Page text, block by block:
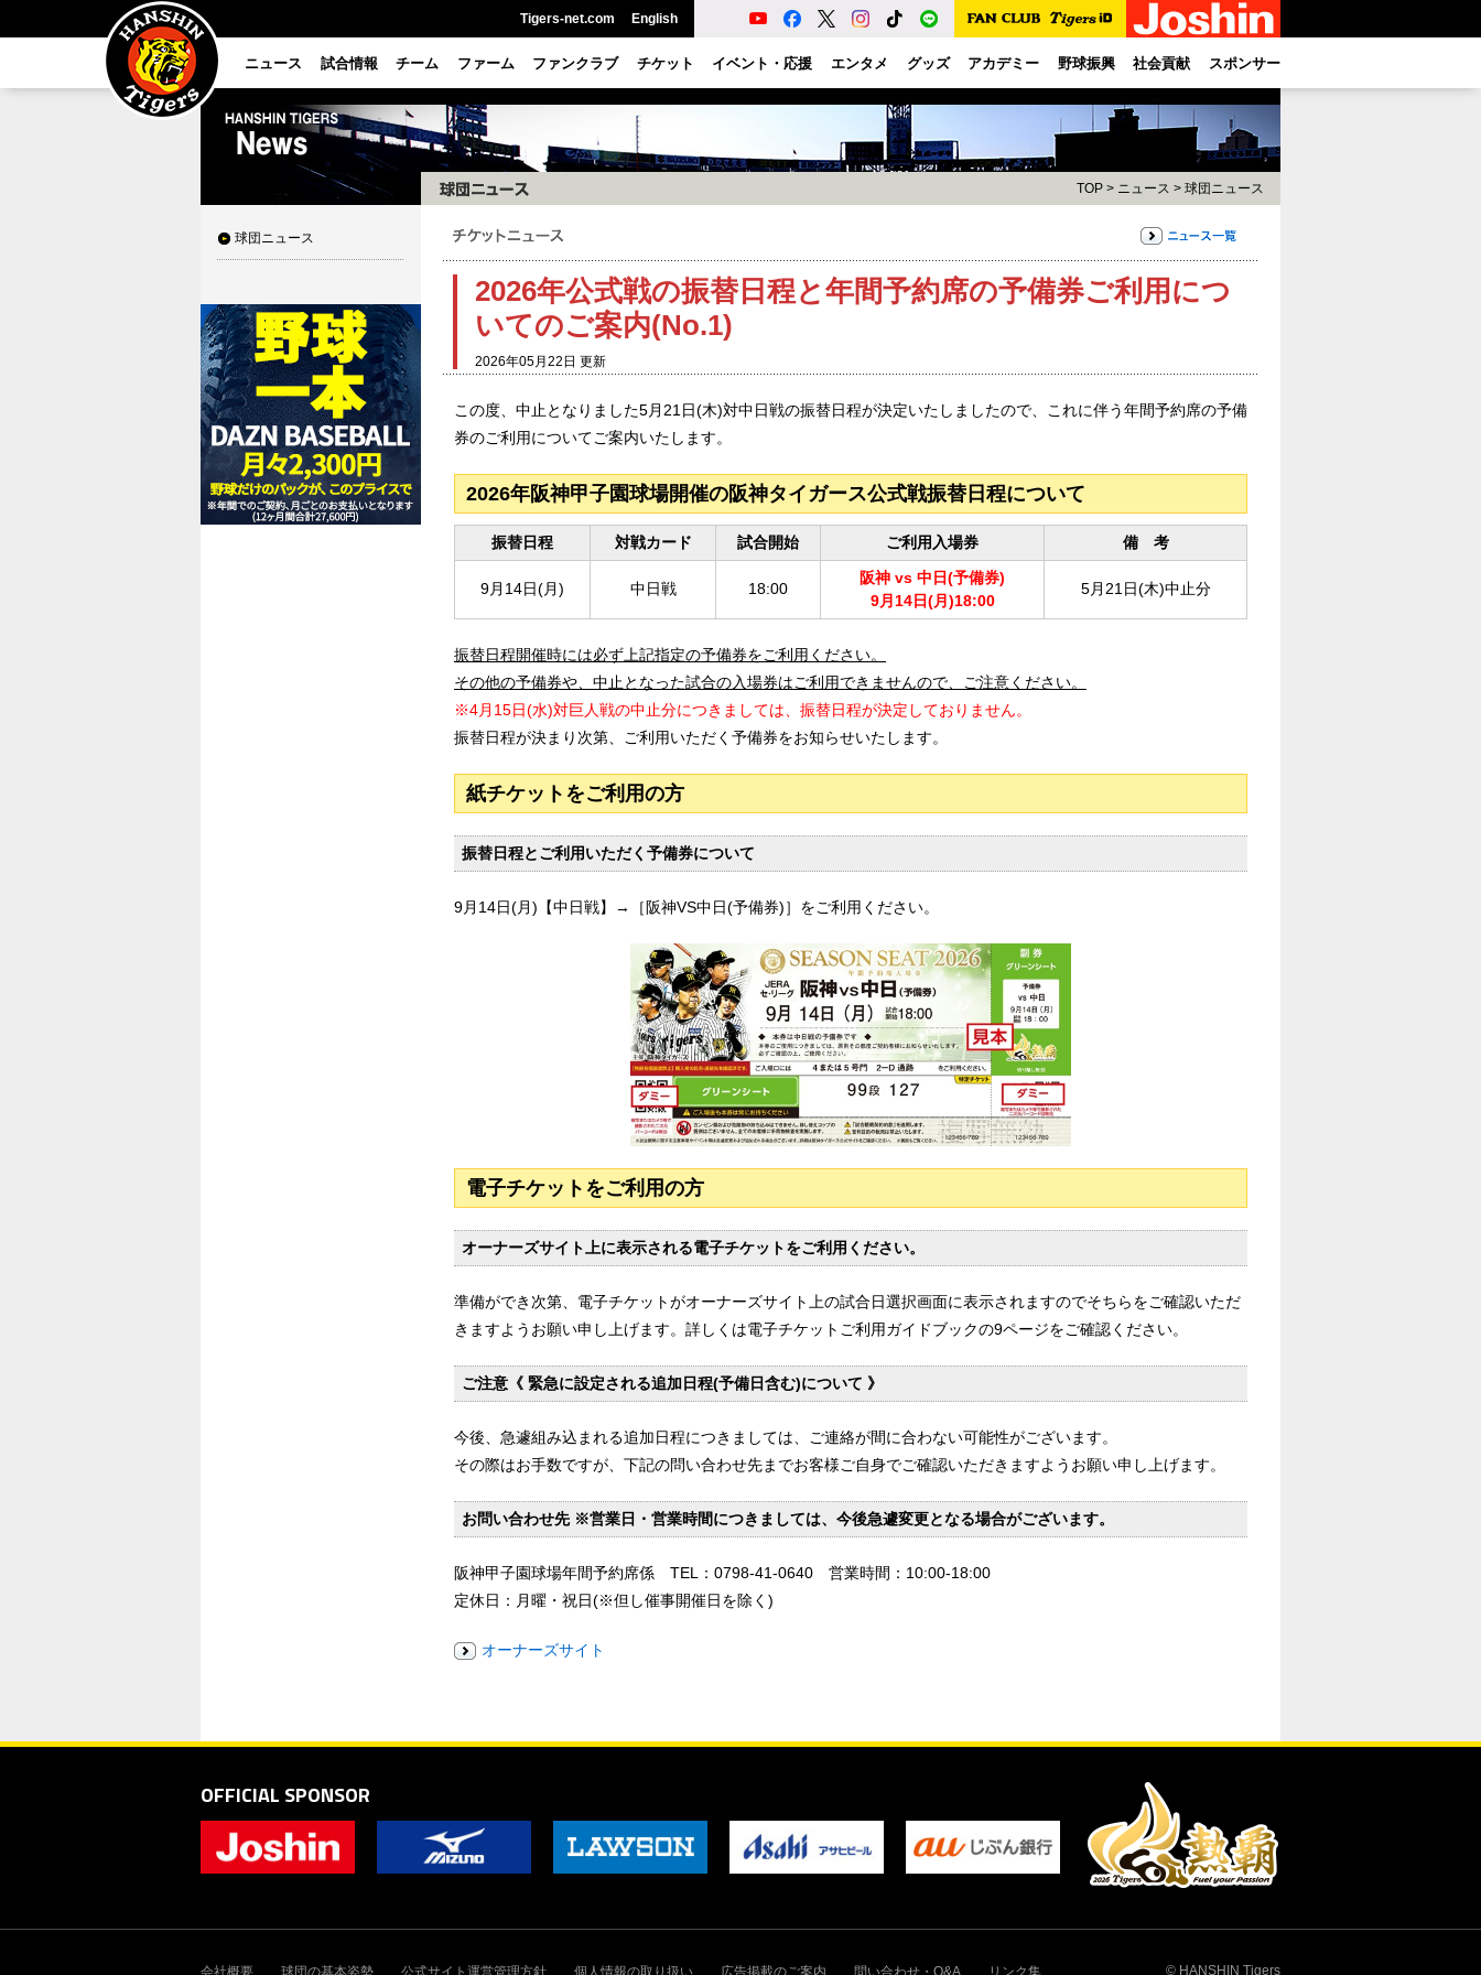
Tigers-net.com English
ニュース 試合情報 チーム ファーム ファンクラブ チケット イベント・応援 エンタメ グッズ アカデミー 野球振興 社会貢献 スポンサー
球団ニュース
TOP > ニュース > 球団ニュース
2026年公式戦の振替日程と年間予約席の予備券ご利用につ
いてのご案内(No.1)
2026年05月22日 更新
この度、中止となりました5月21日(木)対中日戦の振替日程が決定いたしましたので、これに伴う年間予約席の予備
券のご利用についてご案内いたします。
2026年阪神甲子園球場開催の阪神タイガース公式戦振替日程について
振替日程 対戦カード 試合開始 ご利用入場券 備 考
9月14日(月) 中日戦 18:00
阪神 vs 中日(予備券)
9月14日(月)18:00
5月21日(木)中止分
振替日程開催時には必ず上記指定の予備券をご利用ください。
その他の予備券や、中止となった試合の入場券はご利用できませんので、ご注意ください。
※4月15日(水)対巨人戦の中止分につきましては、振替日程が決定しておりません。
振替日程が決まり次第、ご利用いただく予備券をお知らせいたします。
紙チケットをご利用の方
振替日程とご利用いただく予備券について
9月14日(月)【中日戦】→［阪神VS中日(予備券)］をご利用ください。
電子チケットをご利用の方
オーナーズサイト上に表示される電子チケットをご利用ください。
準備ができ次第、電子チケットがオーナーズサイト上の試合日選択画面に表示されますのでそちらをご確認いただ
きますようお願い申し上げます。詳しくは電子チケットご利用ガイドブックの9ページをご確認ください。
ご注意《 緊急に設定される追加日程(予備日含む)について 》
今後、急遽組み込まれる追加日程につきましては、ご連絡が間に合わない可能性がございます。
その際はお手数ですが、下記の問い合わせ先までお客様ご自身でご確認いただきますようお願い申し上げます。
お問い合わせ先 ※営業日・営業時間につきましては、今後急遽変更となる場合がございます。
阪神甲子園球場年間予約席係 TEL：0798-41-0640 営業時間：10:00-18:00
定休日：月曜・祝日(※但し催事開催日を除く)
オーナーズサイト
OFFICIAL SPONSOR
会社概要 球団の基本姿勢 公式サイト運営管理方針 個人情報の取り扱い 広告掲載のご案内 問い合わせ・Q&A リンク集 © HANSHIN Tigers